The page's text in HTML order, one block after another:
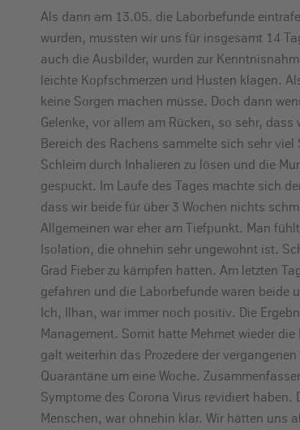
Als dann am 13.05. die Laborbefunde
wurden, mussten wir uns für insgesamt 14
auch die Ausbilder, wurden zur
leichte Kopfschmerzen und Husten klagen.
keine Sorgen machen müsse. Doch dann
Gelenke, vor allem am Rücken, so sehr,
Bereich des Rachens sammelte sich sehr
Schleim durch Inhalieren zu lösen und die
gespuckt. Im Laufe des Tages machte sich
dass wir beide für über 3 Wochen nichts
Allgemeinen war eher am Tiefpunkt. Man
Isolation, die ohnehin sehr ungewohnt ist.
Grad Fieber zu kämpfen hatten. Am letzten
gefahren und die Laborbefunde waren beide
Ich, Ilhan, war immer noch positiv. Die
Management. Somit hatte Mehmet wieder
galt weiterhin das Prozedere der
Quarantäne um eine Woche.
Symptome des Corona Virus revidiert
Menschen, war ohnehin klar. Wir hätten uns